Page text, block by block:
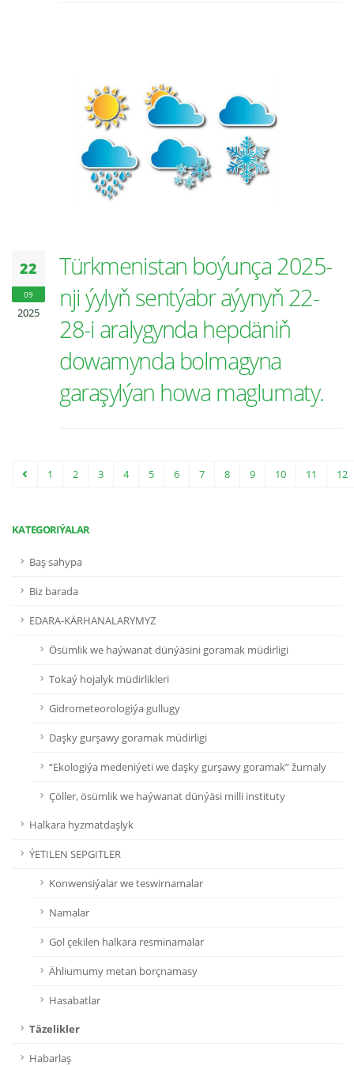
22
09
2025
Türkmenistan boýunça 2025-
nji ýylyň sentýabr aýynyň 22-
28-i aralygynda hepdäniň
dowamynda bolmagyna
garaşylýan howa maglumaty.
1 2 3 4 5 6 7 8 9 10 11 12
KATEGORIÝALAR
Baş sahypa
Biz barada
EDARA-KÄRHANALARYMYZ
Ösümlik we haýwanat dünýäsini goramak müdirligi
Tokaý hojalyk müdirlikleri
Gidrometeorologiýa gullugy
Daşky gurşawy goramak müdirligi
“Ekologiýa medeniýeti we daşky gurşawy goramak” žurnaly
Çöller, ösümlik we haýwanat dünýäsi milli instituty
Halkara hyzmatdaşlyk
ÝETILEN SEPGITLER
Konwensiýalar we teswirnamalar
Namalar
Gol çekilen halkara resminamalar
Ähliumumy metan borçnamasy
Hasabatlar
Täzelikler
Habarlaş